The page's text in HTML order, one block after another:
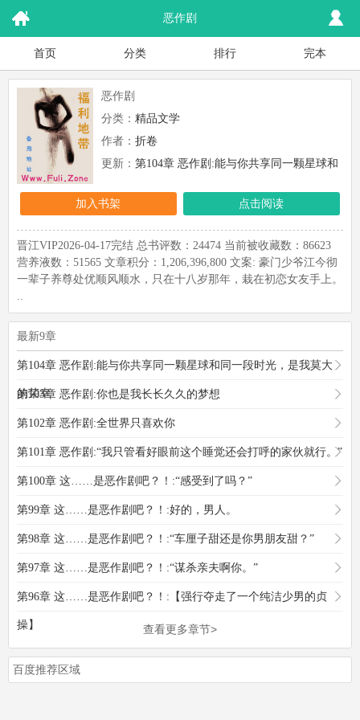
恶作剧
首页 分类 排行 完本
恶作剧
分类： 精品文学
作者： 折卷
更新： 第104章 恶作剧:能与你共享同一颗星球和
加入书架
点击阅读
晋江VIP2026-04-17完结 总书评数：24474 当前被收藏数：86623
营养液数：51565 文章积分：1,206,396,800 文案: 豪门少爷江今彻
一辈子养尊处优顺风顺水，只在十八岁那年，栽在初恋女友手上。
..
最新9章
第104章 恶作剧:能与你共享同一颗星球和同一段时光，是我莫大
的荣幸
第103章 恶作剧:你也是我长长久久的梦想
第102章 恶作剧:全世界只喜欢你
第101章 恶作剧:“我只管看好眼前这个睡觉还会打呼的家伙就行。”
第100章 这……是恶作剧吧？！:“感受到了吗？”
第99章 这……是恶作剧吧？！:好的，男人。
第98章 这……是恶作剧吧？！:“车厘子甜还是你男朋友甜？”
第97章 这……是恶作剧吧？！:“谋杀亲夫啊你。”
第96章 这……是恶作剧吧？！:【强行夺走了一个纯洁少男的贞
操】 查看更多章节>
百度推荐区域